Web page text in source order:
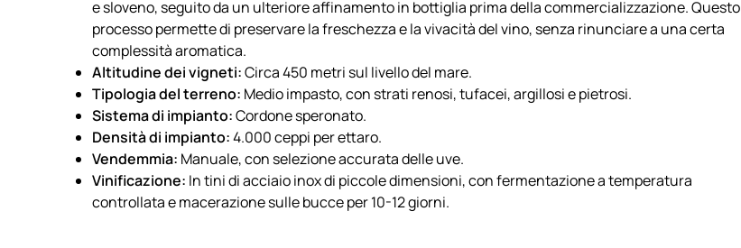
e sloveno, seguito da un ulteriore affinamento in bottiglia prima della commercializzazione. Questo
processo permette di preservare la freschezza e la vivacità del vino, senza rinunciare a una certa
complessità aromatica.
Altitudine dei vigneti:Circa 450 metri sul livello del mare.
Tipologia del terreno: Medio impasto, con strati renosi, tufacei, argillosi e pietrosi.
Sistema di impianto:Cordone speronato.
Densità di impianto:4.000 ceppi per ettaro.
Vendemmia: Manuale, con selezione accurata delle uve.
Vinificazione: In tini di acciaio inox di piccole dimensioni, con fermentazione a temperatura
controllata e macerazione sulle bucce per 10-12 giorni.